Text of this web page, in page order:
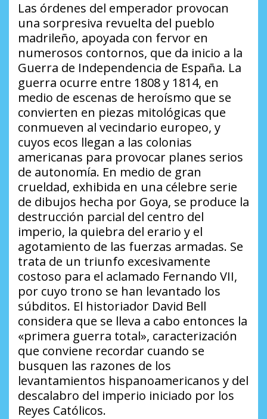
Las órdenes del emperador provocan
una sorpresiva revuelta del pueblo
madrileño, apoyada con fervor en
numerosos contornos, que da inicio a la
Guerra de Independencia de España. La
guerra ocurre entre 1808 y 1814, en
medio de escenas de heroísmo que se
convierten en piezas mitológicas que
conmueven al vecindario europeo, y
cuyos ecos llegan a las colonias
americanas para provocar planes serios
de autonomía. En medio de gran
crueldad, exhibida en una célebre serie
de dibujos hecha por Goya, se produce la
destrucción parcial del centro del
imperio, la quiebra del erario y el
agotamiento de las fuerzas armadas. Se
trata de un triunfo excesivamente
costoso para el aclamado Fernando VII,
por cuyo trono se han levantado los
súbditos. El historiador David Bell
considera que se lleva a cabo entonces la
«primera guerra total», caracterización
que conviene recordar cuando se
busquen las razones de los
levantamientos hispanoamericanos y del
descalabro del imperio iniciado por los
Reyes Católicos.